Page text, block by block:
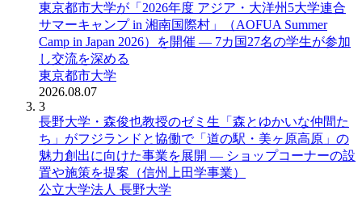
東京都市大学が「2026年度 アジア・大洋州5大学連合
サマーキャンプ in 湘南国際村」（AOFUA Summer
Camp in Japan 2026）を開催 ― 7カ国27名の学生が参加
し交流を深める
東京都市大学
2026.08.07
3
長野大学・森俊也教授のゼミ生「森とゆかいな仲間た
ち」がフジランドと協働で「道の駅・美ヶ原高原」の
魅力創出に向けた事業を展開 ― ショップコーナーの設
置や施策を提案（信州上田学事業）
公立大学法人 長野大学